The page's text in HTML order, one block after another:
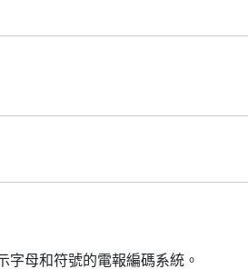
字母和符號的電報編碼系統。